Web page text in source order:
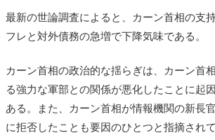
最新の世論調査によると、カーン首相の支
フレと対外債務の急増で下降気味である。
カーン首相の政治的な揺らぎは、カーン首
る強力な軍部との関係が悪化したことに起
ある。また、カーン首相が情報機関の新長
に拒否したことも要因のひとつと指摘されて